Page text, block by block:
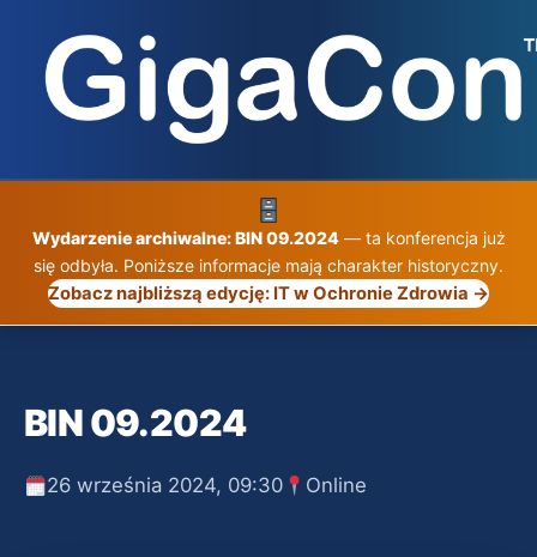
treści
Wydarzenie archiwalne: BIN 09.2024— ta konferencja już
się odbyła. Poniższe informacje mają charakter historyczny.
Zobacz najbliższą edycję: IT w Ochronie Zdrowia →
BIN 09.2024
26 września 2024, 09:30 Online